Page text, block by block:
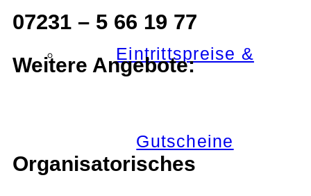
Eintrittspreise &
Gutscheine
07231 – 5 66 19 77
Weitere Angebote:
Organisatorisches